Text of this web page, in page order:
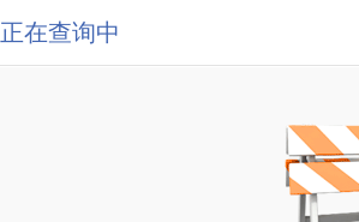
正在查询中